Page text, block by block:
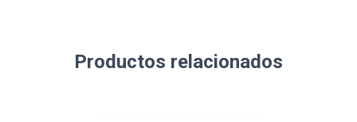
Productos relacionados